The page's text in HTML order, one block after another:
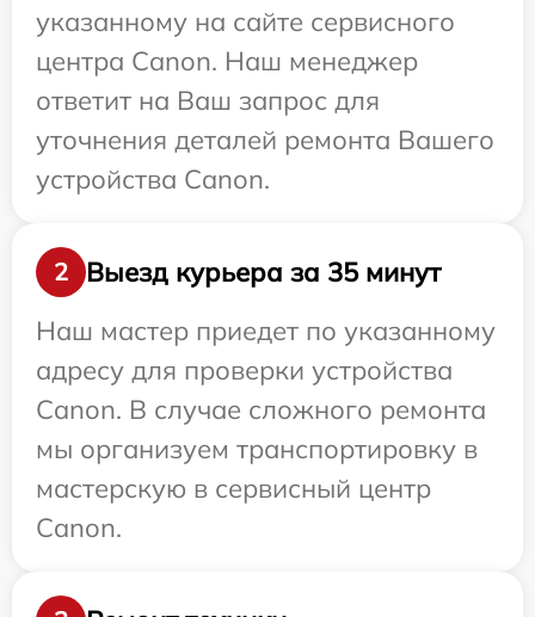
указанному на сайте сервисного
центра Canon. Наш менеджер
ответит на Ваш запрос для
уточнения деталей ремонта Вашего
устройства Canon.
2
Выезд курьера за 35 минут
Наш мастер приедет по указанному
адресу для проверки устройства
Canon. В случае сложного ремонта
мы организуем транспортировку в
мастерскую в сервисный центр
Canon.